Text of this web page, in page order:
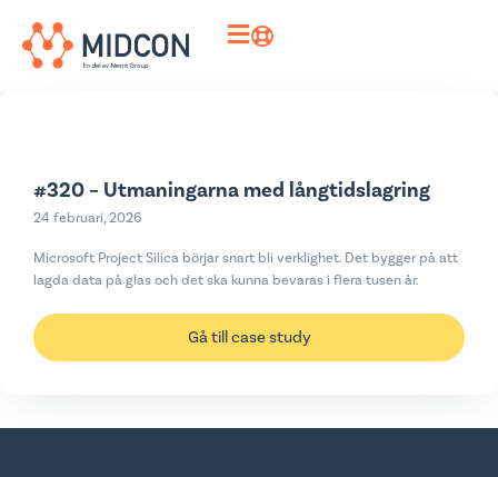
#320 – Utmaningarna med långtidslagring
24 februari, 2026
Microsoft Project Silica börjar snart bli verklighet. Det bygger på att
lagda data på glas och det ska kunna bevaras i flera tusen år.
Gå till case study